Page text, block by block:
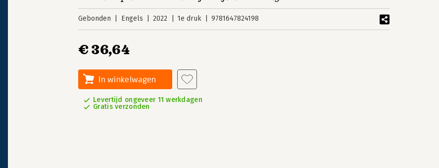
Gebonden Engels 2022 1e druk 9781647824198
€ 36,64
In winkelwagen
Levertijd ongeveer 11 werkdagen
Gratis verzonden